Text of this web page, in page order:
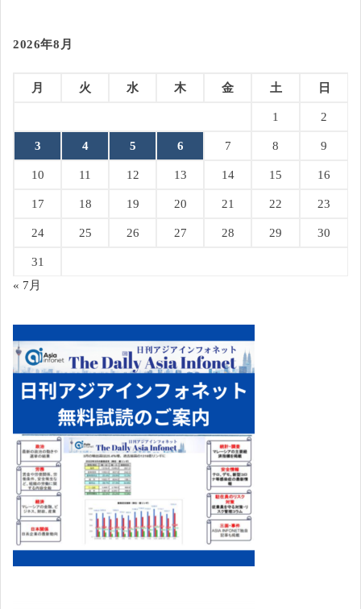
2026年8月
月 火 水 木 金 土 日
1 2
3 4 5 6 7 8 9
10 11 12 13 14 15 16
17 18 19 20 21 22 23
24 25 26 27 28 29 30
31
« 7月